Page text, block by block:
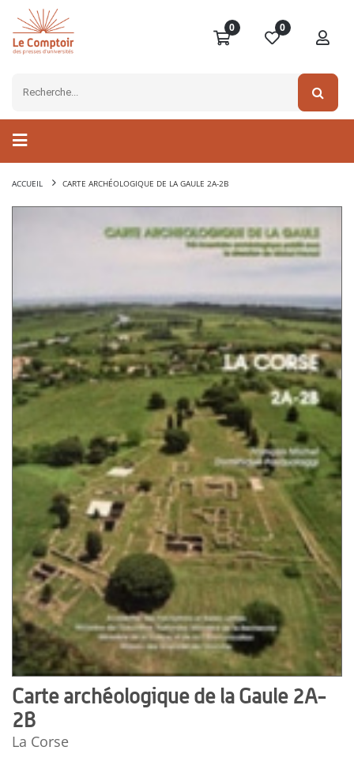
0 0
ACCUEIL CARTE ARCHÉOLOGIQUE DE LA GAULE 2A-2B
Carte archéologique de la Gaule 2A-
2B
La Corse